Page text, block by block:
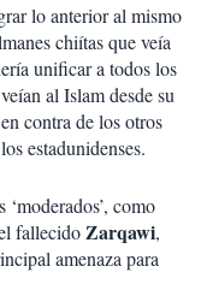
lo anterior al mismo
chiítas que veía
unificar a todos los
al Islam desde su
contra de los otros
estadunidenses.
como
fallecidoZarqawi,
amenaza para